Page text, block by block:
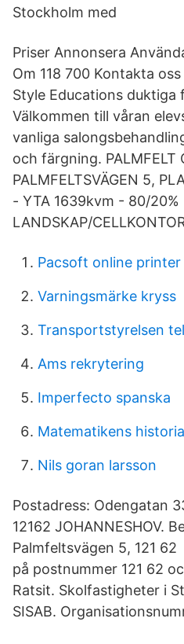
Stockholm med
Priser Annonsera
Om 118 700 Kontakta
Style Educations duktiga
Välkommen till våran
vanliga
och färgning. PALMFELT
PALMFELTSVÄGEN 5,
- YTA 1639kvm - 80/20%
LANDSKAP/
Pacsoft online printer
Varningsmärke kryss
Transportstyrelsen
Ams rekrytering
Imperfecto spanska
Matematikens
Nils goran larsson
Postadress: Odengatan
12162 JOHANNESHOV.
Palmfeltsvägen 5, 121
på postnummer 121 62
Ratsit. Skolfastigheter i
SISAB.